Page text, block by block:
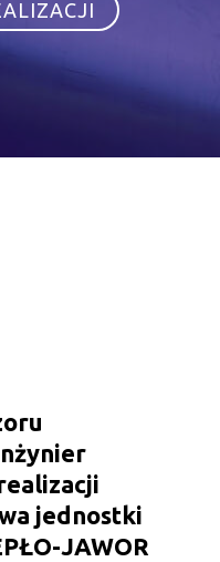
jednostki
JAWOR